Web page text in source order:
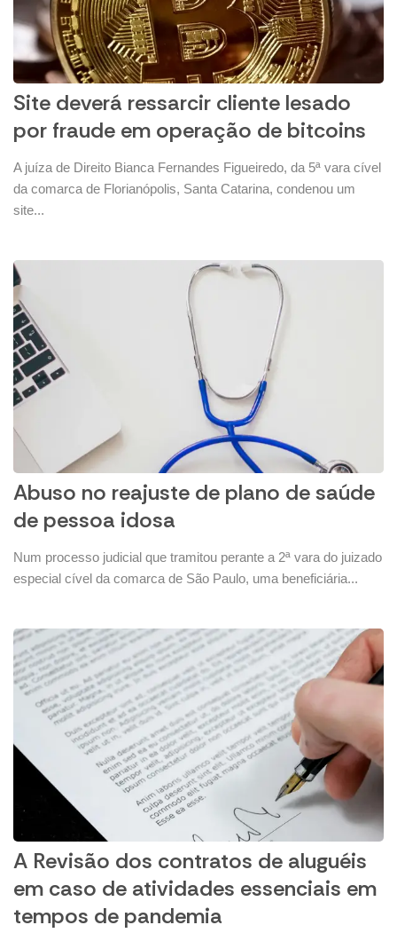
Site deverá ressarcir cliente lesado
por fraude em operação de bitcoins
A juíza de Direito Bianca Fernandes Figueiredo, da 5ª vara cível
da comarca de Florianópolis, Santa Catarina, condenou um
site...
Abuso no reajuste de plano de saúde
de pessoa idosa
Num processo judicial que tramitou perante a 2ª vara do juizado
especial cível da comarca de São Paulo, uma beneficiária...
A Revisão dos contratos de aluguéis
em caso de atividades essenciais em
tempos de pandemia